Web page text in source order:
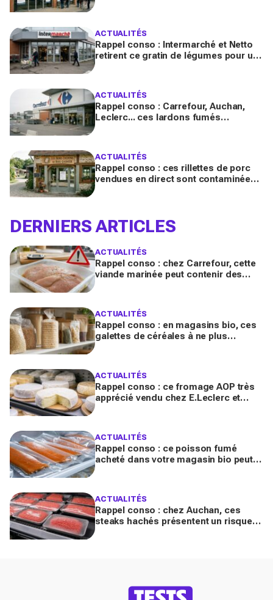
ACTUALITÉS
Rappel conso : Intermarché et Netto
retirent ce gratin de légumes pour un
ACTUALITÉS
Rappel conso : Carrefour, Auchan,
Leclerc... ces lardons fumés
ACTUALITÉS
Rappel conso : ces rillettes de porc
vendues en direct sont contaminées
DERNIERS ARTICLES
ACTUALITÉS
Rappel conso : chez Carrefour, cette
viande marinée peut contenir des
ACTUALITÉS
Rappel conso : en magasins bio, ces
galettes de céréales à ne plus
ACTUALITÉS
Rappel conso : ce fromage AOP très
apprécié vendu chez E.Leclerc et
ACTUALITÉS
Rappel conso : ce poisson fumé
acheté dans votre magasin bio peut
ACTUALITÉS
Rappel conso : chez Auchan, ces
steaks hachés présentent un risque